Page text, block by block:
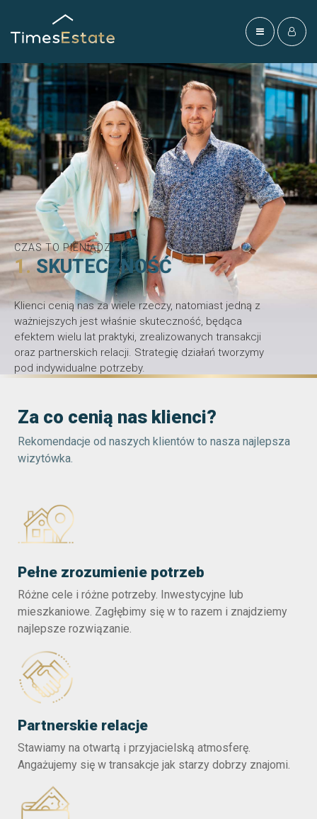
CZAS TO PIENIĄDZ
1.SKUTECZNOŚĆ
Klienci cenią nas za wiele rzeczy, natomiast jedną z
ważniejszych jest właśnie skuteczność, będąca
efektem wielu lat praktyki, zrealizowanych transakcji
oraz partnerskich relacji. Strategię działań tworzymy
pod indywidualne potrzeby.
Za co cenią nas klienci?
Rekomendacje od naszych klientów to nasza najlepsza
wizytówka.
Pełne zrozumienie potrzeb
Różne cele i różne potrzeby. Inwestycyjne lub
mieszkaniowe. Zagłębimy się w to razem i znajdziemy
najlepsze rozwiązanie.
Partnerskie relacje
Stawiamy na otwartą i przyjacielską atmosferę.
Angażujemy się w transakcje jak starzy dobrzy znajomi.